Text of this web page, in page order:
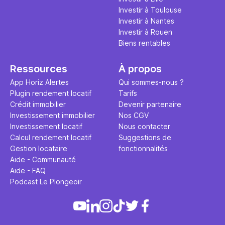
Investir à Toulouse
Investir à Nantes
Investir à Rouen
Biens rentables
Ressources
App Horiz Alertes
Plugin rendement locatif
Crédit immobilier
Investissement immobilier
Investissement locatif
Calcul rendement locatif
Gestion locataire
Aide - Communauté
Aide - FAQ
Podcast Le Plongeoir
À propos
Qui sommes-nous ?
Tarifs
Devenir partenaire
Nos CGV
Nous contacter
Suggestions de
fonctionnalités